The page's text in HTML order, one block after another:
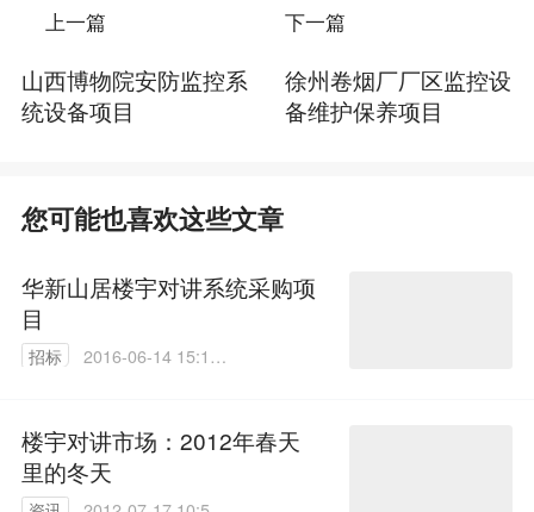
上一篇
山西博物院安防监控系
统设备项目
下一篇
徐州卷烟厂厂区监控设
备维护保养项目
您可能也喜欢这些文章
华新山居楼宇对讲系统采购项
目
招标
2016-06-14 15:17:
楼宇对讲市场：2012年春天
里的冬天